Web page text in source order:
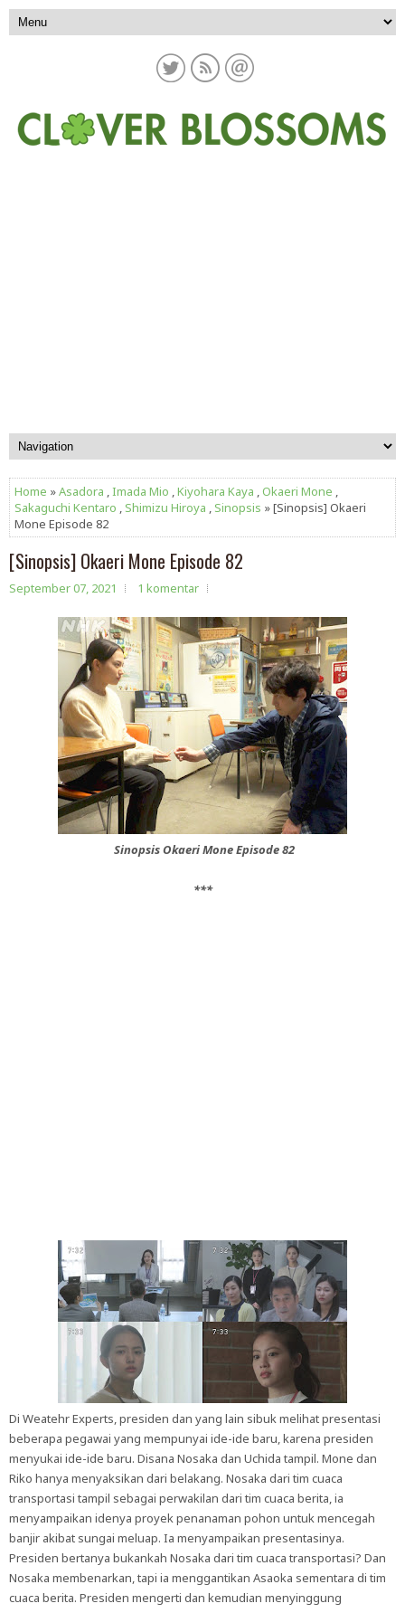
Home »Asadora ,Imada Mio ,Kiyohara Kaya ,Okaeri Mone ,
Sakaguchi Kentaro , Shimizu Hiroya , Sinopsis » [Sinopsis] Okaeri
Mone Episode 82
[Sinopsis] Okaeri Mone Episode 82
September 07, 2021 1 komentar
Sinopsis Okaeri Mone Episode 82
***
Di Weatehr Experts, presiden dan yang lain sibuk melihat presentasi
beberapa pegawai yang mempunyai ide-ide baru, karena presiden
menyukai ide-ide baru. Disana Nosaka dan Uchida tampil. Mone dan
Riko hanya menyaksikan dari belakang. Nosaka dari tim cuaca
transportasi tampil sebagai perwakilan dari tim cuaca berita, ia
menyampaikan idenya proyek penanaman pohon untuk mencegah
banjir akibat sungai meluap. Ia menyampaikan presentasinya.
Presiden bertanya bukankah Nosaka dari tim cuaca transportasi? Dan
Nosaka membenarkan, tapi ia menggantikan Asaoka sementara di tim
cuaca berita. Presiden mengerti dan kemudian menyinggung